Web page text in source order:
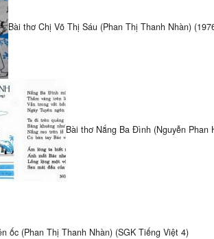
Bài thơ Chị Võ Thị Sáu (Phan Thị Thanh Nhàn)
Bài thơ Nắng Ba Đình (Nguyễn Phan
ốc (Phan Thị Thanh Nhàn) (SGK Tiếng Việt 4)